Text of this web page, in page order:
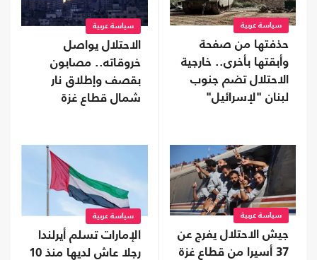
سياسة عربية
حذفتها من صفحة
وأبقتها بأخرى.. خارجية
الاحتلال تضم جنوب
لبنان "لإسرائيل"
سياسة عربية
الاحتلال يواصل
خروقاته.. مصابون
بقصف وإطلاق نار
شمال قطاع غزة
سياسة عربية
جيش الاحتلال يفرج عن
37 أسيرا من قطاع غزة
سياسة عربية
الإمارات تسلم أيرلندا
رجلا عاش لديها منذ 10